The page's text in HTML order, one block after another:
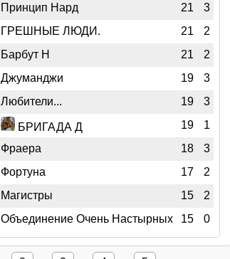
Принцип Нард 21 3
ГРЕШНЫЕ ЛЮДИ. 21 2
Барбут Н 21 2
Джуманджи 19 3
Любители... 19 3
БРИГАДА Д 19 1
Фраера 18 3
Фортуна 17 2
Магистры 15 2
Объединение Очень Настырных 15 0